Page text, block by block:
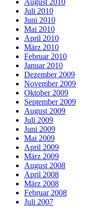
August 2010
Juli 2010
Juni 2010
Mai 2010
April 2010
März 2010
Februar 2010
Januar 2010
Dezember 2009
November 2009
Oktober 2009
September 2009
August 2009
Juli 2009
Juni 2009
Mai 2009
April 2009
März 2009
August 2008
April 2008
März 2008
Februar 2008
Juli 2007